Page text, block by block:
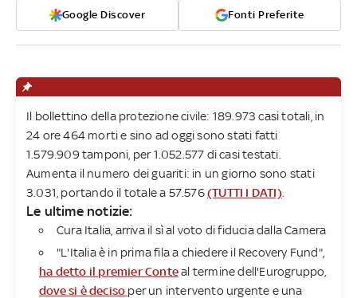
Google Discover Fonti Preferite
Il bollettino della protezione civile: 189.973 casi totali, in
24 ore 464 morti e sino ad oggi sono stati fatti
1.579.909 tamponi, per 1.052.577 di casi testati.
Aumenta il numero dei guariti: in un giorno sono stati
3.031, portando il totale a 57.576(TUTTI I DATI).
Le ultime notizie:
Cura Italia, arriva il sì al voto di fiducia dalla Camera
"L'Italia è in prima fila a chiedere il Recovery Fund",
ha detto il premier Conteal termine dell'Eurogruppo,
dove si è deciso per un intervento urgente e una